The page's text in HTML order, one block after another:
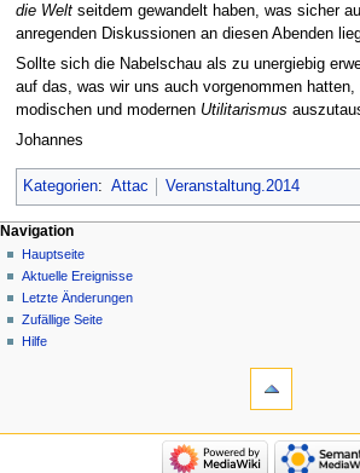
die Weltseitdem gewandelt haben, was sicher
anregenden Diskussionen an diesen Abenden
Sollte sich die Nabelschau als zu unergiebig
auf das, was wir uns auch vorgenommen
modischen und modernen Utilitarismus
Johannes
Kategorien: Attac Veranstaltung.2014
Navigation
Hauptseite
Aktuelle Ereignisse
Letzte Änderungen
Zufällige Seite
Hilfe